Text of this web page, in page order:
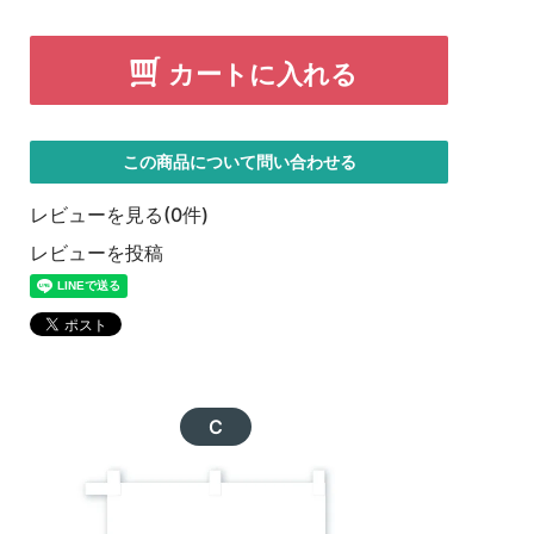
カートに入れる
この商品について問い合わせる
レビューを見る(0件)
レビューを投稿
C